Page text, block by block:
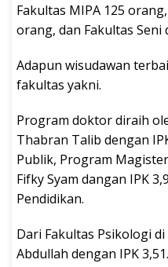
Fakultas MIPA 125
orang, dan Fakultas Seni
Adapun wisudawan
fakultas yakni.
Program doktor diraih
Thabran Talib dengan
Publik, Program
Fifky Syam dangan IPK
Pendidikan.
Dari Fakultas Psikologi
Abdullah dengan IPK